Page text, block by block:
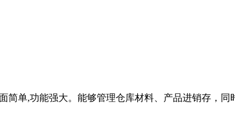
面简单,功能强大。能够管理仓库材料、产品进销存，